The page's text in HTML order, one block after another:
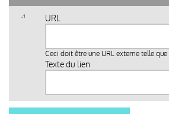
URL
Ceci doit être une URL externe telle que
Texte du lien